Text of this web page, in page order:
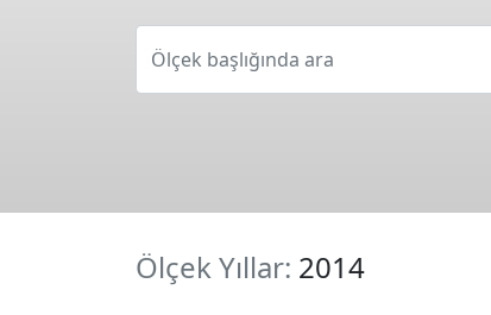
Ölçek başlığında ara
Ölçek Yıllar: 2014